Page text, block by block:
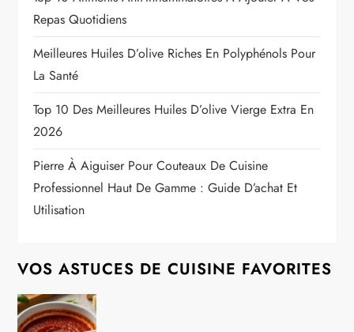
Repas Quotidiens
Meilleures Huiles D’olive Riches En Polyphénols Pour
La Santé
Top 10 Des Meilleures Huiles D’olive Vierge Extra En
2026
Pierre À Aiguiser Pour Couteaux De Cuisine
Professionnel Haut De Gamme : Guide D’achat Et
Utilisation
VOS ASTUCES DE CUISINE FAVORITES